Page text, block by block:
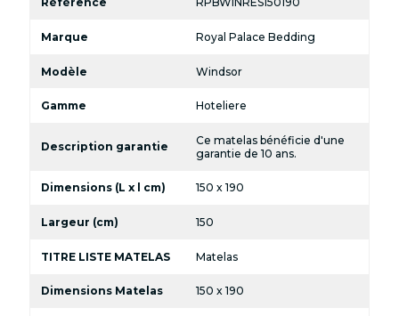
Marque Royal Palace Bedding
Modèle Windsor
Gamme Hoteliere
Description garantie
Ce matelas bénéficie d'une
garantie de 10 ans.
Dimensions (L x l cm) 150 x 190
Largeur (cm) 150
TITRE LISTE MATELAS Matelas
Dimensions Matelas 150 x 190